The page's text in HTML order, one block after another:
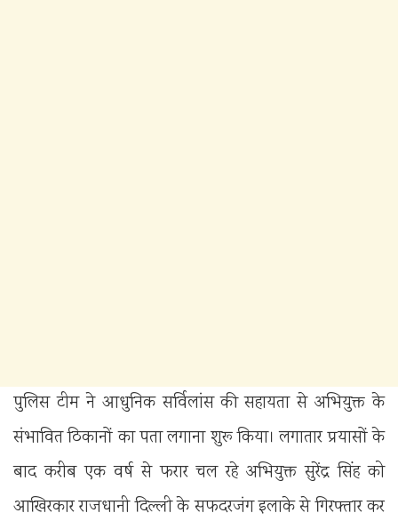
पुलिस टीम ने आधुनिक सर्विलांस की सहायता से अभियुक्त के
संभावित ठिकानों का पता लगाना शुरू किया। लगातार प्रयासों के
बाद करीब एक वर्ष से फरार चल रहे अभियुक्त सुरेंद्र सिंह को
आखिरकार राजधानी दिल्ली के सफदरजंग इलाके से गिरफ्तार कर